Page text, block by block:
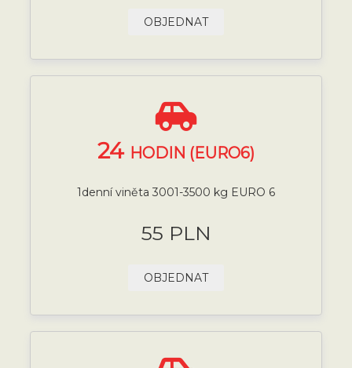
OBJEDNAT
24 HODIN (EURO6)
1denní viněta 3001-3500 kg EURO 6
55 PLN
OBJEDNAT